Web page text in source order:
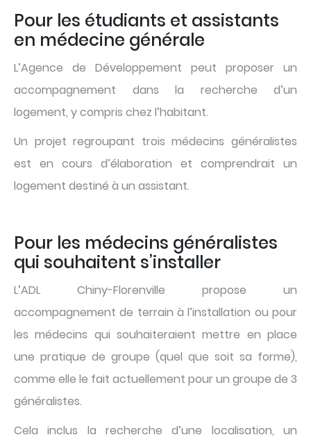
Pour les étudiants et assistants
en médecine générale
L’Agence de Développement peut proposer un
accompagnement dans la recherche d’un
logement, y compris chez l’habitant.
Un projet regroupant trois médecins généralistes
est en cours d’élaboration et comprendrait un
logement destiné à un assistant.
Pour les médecins généralistes
qui souhaitent s’installer
L’ADL Chiny-Florenville propose un
accompagnement de terrain à l’installation ou pour
les médecins qui souhaiteraient mettre en place
une pratique de groupe (quel que soit sa forme),
comme elle le fait actuellement pour un groupe de 3
généralistes.
Cela inclus la recherche d’une localisation, un